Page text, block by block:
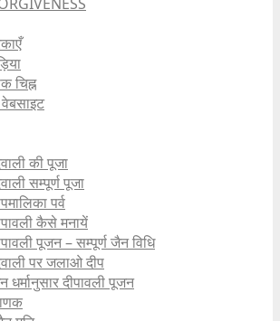
चिह्न
की पूजा
सम्पूर्ण पूजा
पर्व
कैसे मनायें
पूजन – सम्पूर्ण जैन विधि
पर जलाओ दीप
धर्मानुसार दीपावली पूजन